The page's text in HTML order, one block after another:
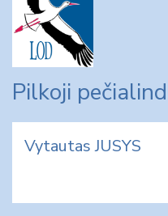
content
Pilkoji
Vytautas JUSYS